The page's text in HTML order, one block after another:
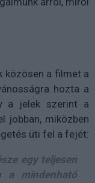
közösen a filmet a
hozta a
a jelek szerint a
jobban, miközben
üti fel a fejét:
egy teljesen
a mindenható